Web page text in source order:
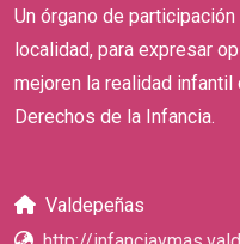
Un órgano de
localidad, para expresar
mejoren la realidad
Derechos de la Infancia.
Valdepeñas